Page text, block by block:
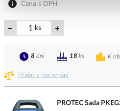
Cena s DPH
ks
Přidat k porovnání
K
8 dní 18 ks
PROTEC Sada